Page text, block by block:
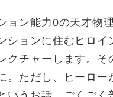
ョン能力0の天才物
ションに住むヒロイ
クチャーします。そ
。ただし、ヒーロー